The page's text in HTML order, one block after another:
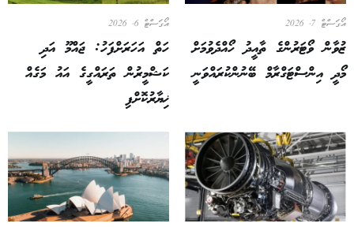
އޯގަސްޓް 7, 2026
ޒުވާން ވޯޓަރުންގެ ތާއީދު ހޯއްދެވުމަށް
މޯދީ އިންސްޓަގްރާމް ބޭނުންކުރައްވަނީ
އޯގަސްޓް 6, 2026
ހަތް އަހަރަށްފަހު: ޖައްމޫ އަދި
ކަޝްމީރުން ތަރައްގީގެ އައު މަގެއް
ޚިޔާރުކޮށްފި